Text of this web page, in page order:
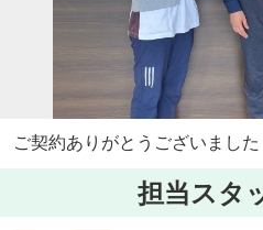
ご契約ありがとうございました
担当スタ